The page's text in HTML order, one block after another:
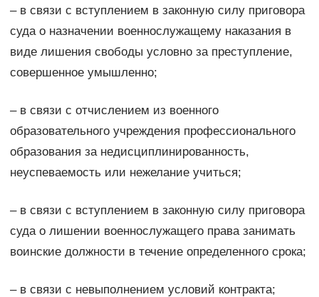
– в связи с вступлением в законную силу приговора
суда о назначении военнослужащему наказания в
виде лишения свободы условно за преступление,
совершенное умышленно;
– в связи с отчислением из военного
образовательного учреждения профессионального
образования за недисциплинированность,
неуспеваемость или нежелание учиться;
– в связи с вступлением в законную силу приговора
суда о лишении военнослужащего права занимать
воинские должности в течение определенного срока;
– в связи с невыполнением условий контракта;